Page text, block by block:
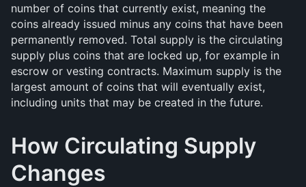
number of coins that currently exist, meaning the
coins already issued minus any coins that have been
permanently removed. Total supply is the circulating
supply plus coins that are locked up, for example in
escrow or vesting contracts. Maximum supply is the
largest amount of coins that will eventually exist,
including units that may be created in the future.
How Circulating Supply
Changes